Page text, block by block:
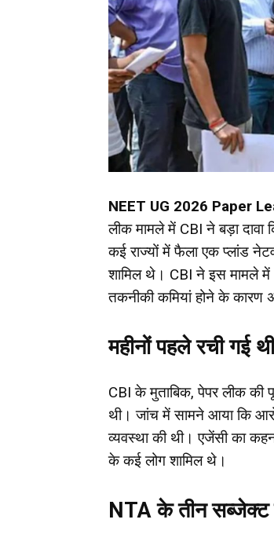
NEET UG 2026 Paper
लीक मामले में CBI ने बड़ा दावा
कई राज्यों में फैला एक प्लांड
शामिल थे। CBI ने इस मामले में
तकनीकी कमियां होने के कारण
महीनों पहले रची गई
CBI के मुताबिक, पेपर लीक की
थी। जांच में सामने आया कि
व्यवस्था की थी। एजेंसी का
के कई लोग शामिल थे।
NTA के तीन सब्जेक्ट